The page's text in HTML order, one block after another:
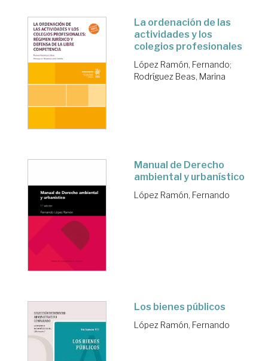
La ordenación de las
actividades y los
colegios profesionales
López Ramón, Fernando;
Rodríguez Beas, Marina
Manual de Derecho
ambiental y urbanístico
López Ramón, Fernando
Los bienes públicos
López Ramón, Fernando